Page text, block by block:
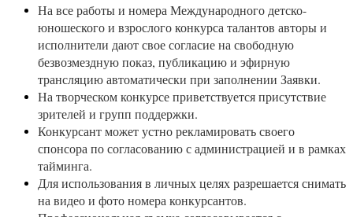
На все работы и номера Международного детско-
юношеского и взрослого конкурса талантов авторы и
исполнители дают свое согласие на свободную
безвозмездную показ, публикацию и эфирную
трансляцию автоматически при заполнении Заявки.
На творческом конкурсе приветствуется присутствие
зрителей и групп поддержки.
Конкурсант может устно рекламировать своего
спонсора по согласованию с администрацией и в рамках
тайминга.
Для использования в личных целях разрешается снимать
на видео и фото номера конкурсантов.